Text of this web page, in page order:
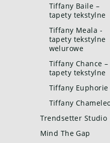
Tiffany Baile –
tapety tekstylne
Tiffany Meala -
tapety tekstylne
welurowe
Tiffany Chance –
tapety tekstylne
Tiffany Euphorie
Tiffany
Trendsetter Studio
Mind The Gap